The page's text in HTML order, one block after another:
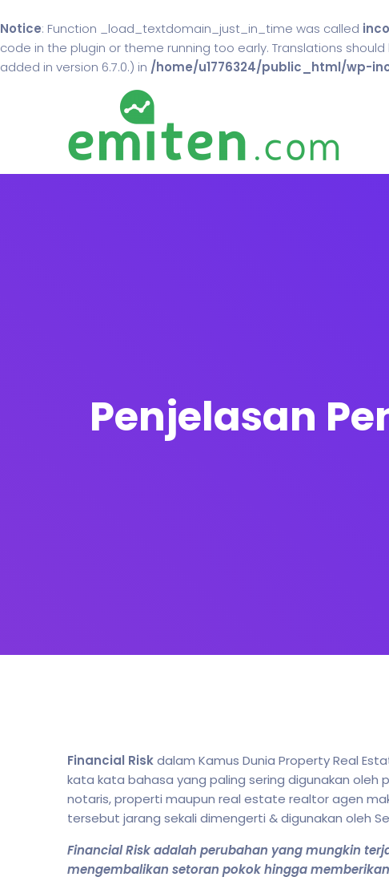
Notice: Function _load_textdomain_just_in_time was called
code in the plugin or theme running too early. Translations
added in version 6.7.0.) in /home/u1776324/public_html/wp-
Penjelasan
Financial Riskdalam Kamus Dunia Property Real
kata kata bahasa yang paling sering digunakan oleh
notaris, properti maupun real estate realtor agen
tersebut jarang sekali dimengerti & digunakan oleh
Financial Risk adalah perubahan yang mungkin
mengembalikan setoran pokok hingga